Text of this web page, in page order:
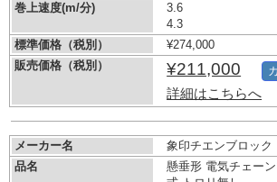
巻上速度(m/分)
3.6
4.3
標準価格（税別）
¥274,000
販売価格（税別）
¥211,000
詳細はこちらへ
メーカー名
象印チエンブロック
品名
懸垂形 電気チェー